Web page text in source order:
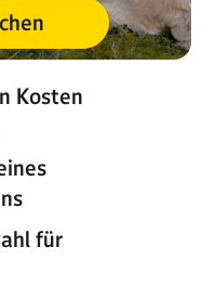
Kosten
für